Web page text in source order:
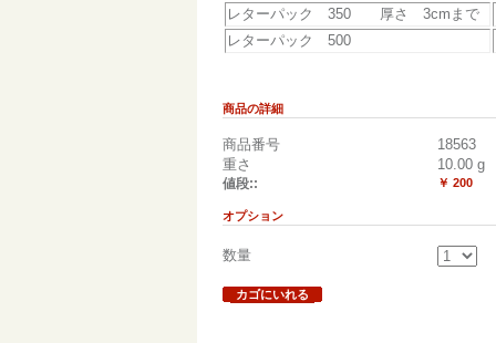
レターパック 350 厚さ 3cmまで
レターパック 500
商品の詳細
商品番号
18563
重さ
10.00 g
値段:: ￥ 200
オプション
数量
カゴにいれる